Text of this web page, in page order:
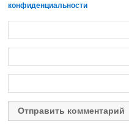
конфиденциальности